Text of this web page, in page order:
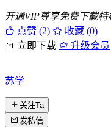
开通VIP尊享免费下载特
点赞 (2)
收藏 (0)
立即下载
升级会员
苏学
关注Ta
发私信